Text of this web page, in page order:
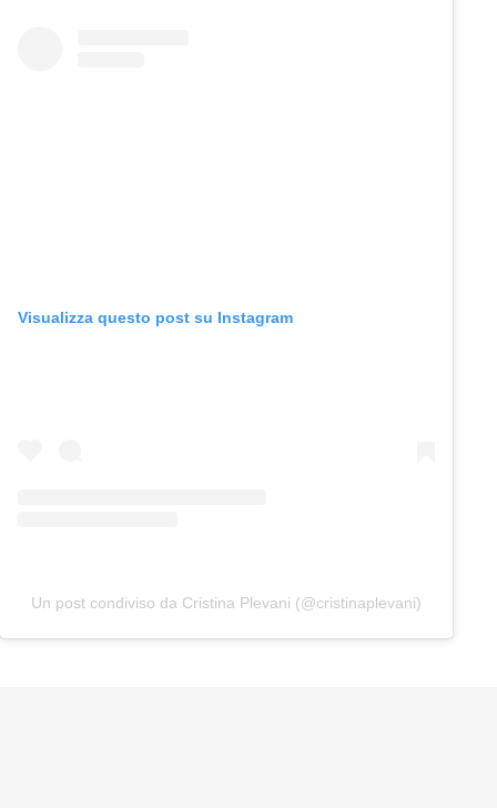
Visualizza questo post su Instagram
Un post condiviso da Cristina Plevani (@cristinaplevani)